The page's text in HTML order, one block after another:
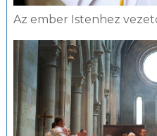
Az ember Istenhez